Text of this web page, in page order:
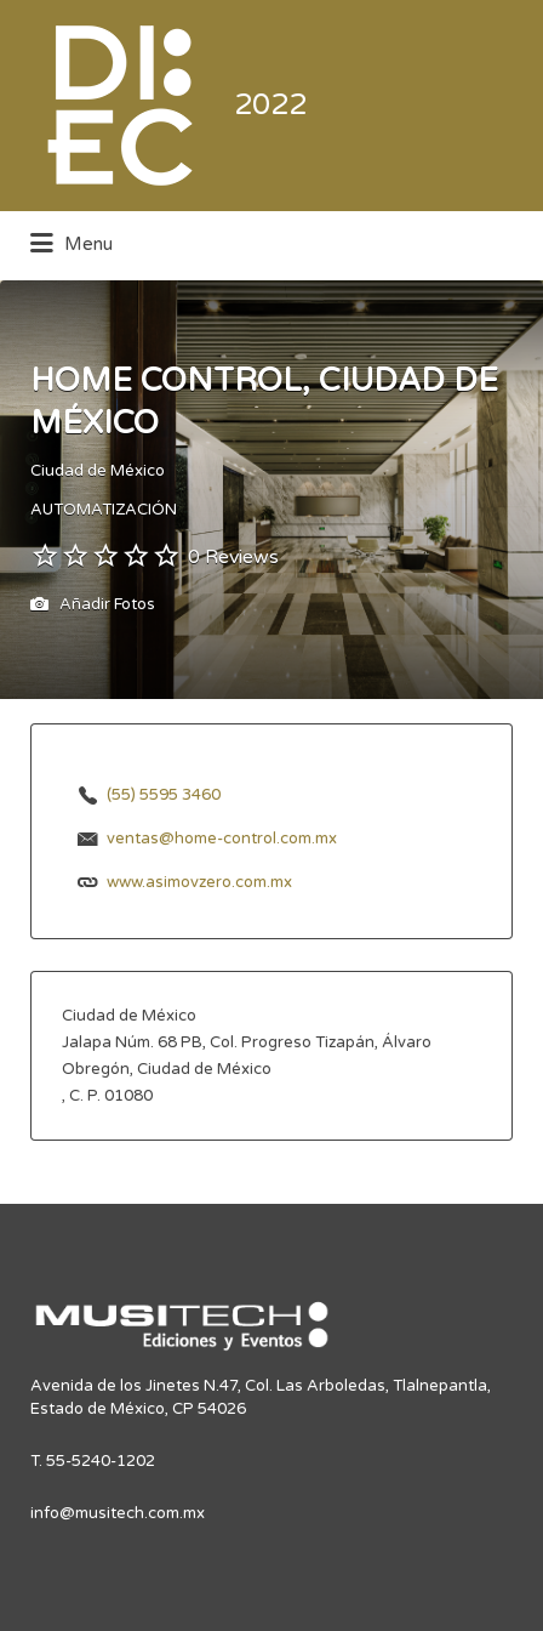
2022
Electrónica de Consumo y Comercial
Buscar
Menu
HOME CONTROL, CIUDAD DE
MÉXICO
Ciudad de México
AUTOMATIZACIÓN
0 Reviews
Añadir Fotos
(55) 5595 3460
ventas@home-control.com.mx
www.asimovzero.com.mx
Ciudad de México
Jalapa Núm. 68 PB, Col. Progreso Tizapán, Álvaro
Obregón, Ciudad de México
, C. P. 01080
Avenida de los Jinetes N.47, Col. Las Arboledas, Tlalnepantla,
Estado de México, CP 54026
T. 55-5240-1202
info@musitech.com.mx